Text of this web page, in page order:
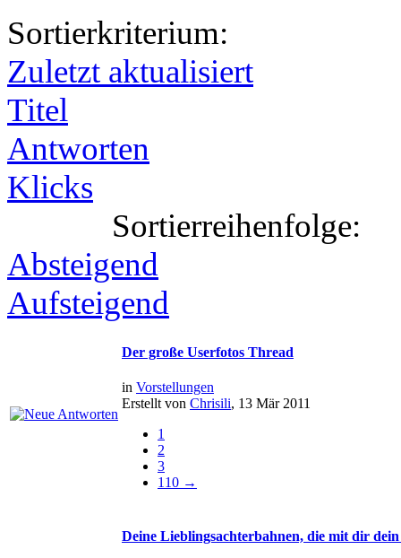
Sortierkriterium:
Zuletzt aktualisiert
Titel
Antworten
Klicks
Sortierreihenfolge:
Absteigend
Aufsteigend
Der große Userfotos Thread
in Vorstellungen
Erstellt von Chrisili, 13 Mär 2011
1
2
3
110 →
Deine Lieblingsachterbahnen, die mit dir